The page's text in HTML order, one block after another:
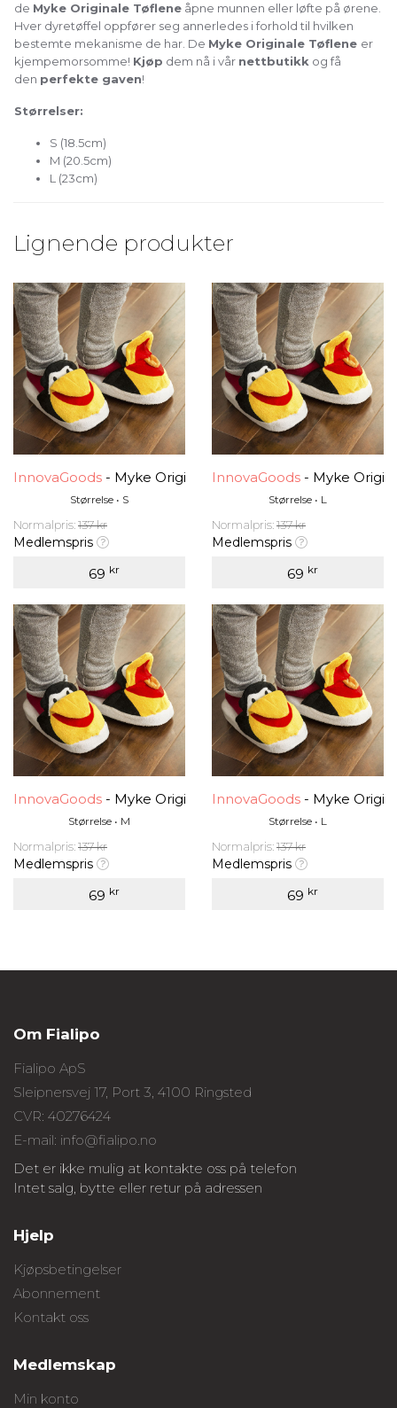
de Myke Originale Tøflene åpne munnen eller løfte på ørene.
Hver dyretøffel oppfører seg annerledes i forhold til hvilken
bestemte mekanisme de har. De Myke Originale Tøflene er
kjempemorsomme! Kjøp dem nå i vår nettbutikk og få
den perfekte gaven!
Størrelser:
S (18.5cm)
M (20.5cm)
L (23cm)
Lignende produkter
InnovaGoods - Myke Originale Tøfler
Størrelse • S
Normalpris:137 kr
Medlemspris
69 kr
InnovaGoods - Myke
Størrelse • L
Normalpris:137 kr
Medlemspris
69 kr
InnovaGoods - Myke Originale Tøfler
Størrelse • M
Normalpris:137 kr
Medlemspris
69 kr
InnovaGoods - Myke
Størrelse • L
Normalpris:137 kr
Medlemspris
69 kr
Om Fialipo
Fialipo ApS
Sleipnersvej 17, Port 3, 4100 Ringsted
CVR: 40276424
E-mail: info@fialipo.no
Det er ikke mulig at kontakte oss på telefon
Intet salg, bytte eller retur på adressen
Hjelp
Kjøpsbetingelser
Abonnement
Kontakt oss
Medlemskap
Min konto